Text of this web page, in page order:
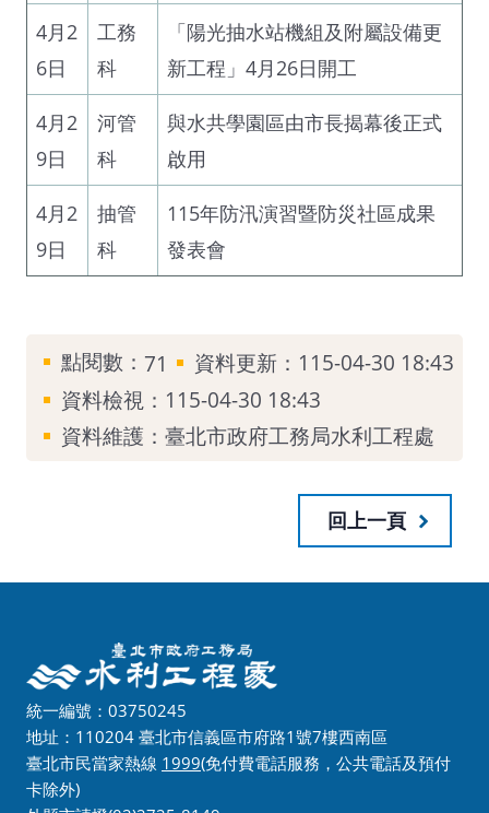
4月2
6日
工務
科
「陽光抽水站機組及附屬設備更
新工程」4月26日開工
4月2
9日
河管
科
與水共學園區由市長揭幕後正式
啟用
4月2
9日
抽管
科
115年防汛演習暨防災社區成果
發表會
點閱數： 71
資料更新：115-04-30 18:43
資料檢視：115-04-30 18:43
資料維護：臺北市政府工務局水利工程處
回上一頁
統一編號：03750245
地址：110204 臺北市信義區市府路1號7樓西南區
臺北市民當家熱線 1999(免付費電話服務，公共電話及預付
卡除外)